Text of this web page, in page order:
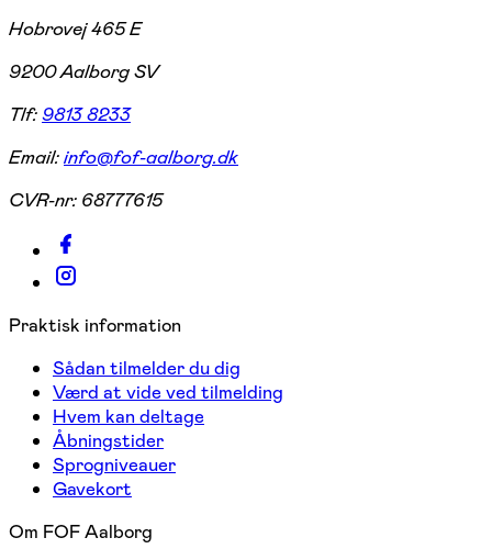
Hobrovej 465 E
9200 Aalborg SV
Tlf:9813 8233
Email:info@fof-aalborg.dk
CVR-nr: 68777615
Praktisk information
Sådan tilmelder du dig
Værd at vide ved tilmelding
Hvem kan deltage
Åbningstider
Sprogniveauer
Gavekort
Om FOF Aalborg